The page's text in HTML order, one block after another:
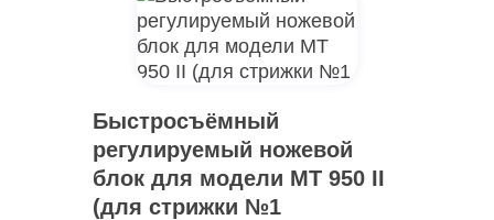
Быстросъёмный
регулируемый ножевой
блок для модели MT 950 II
(для стрижки №1